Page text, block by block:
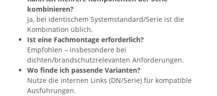
kombinieren?
Ja, bei identischem Systemstandard/Serie ist die
Kombination üblich.
Ist eine Fachmontage erforderlich?
Empfohlen – insbesondere bei
dichten/brandschutzrelevanten Anforderungen.
Wo finde ich passende Varianten?
Nutze die internen Links (DN/Serie) für kompatible
Ausführungen.